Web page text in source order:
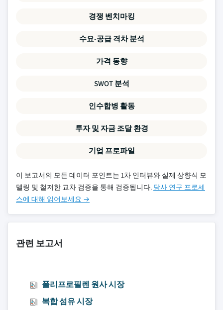
경쟁 벤치마킹
수요-공급 격차 분석
가격 동향
SWOT 분석
인수합병 활동
투자 및 자금 조달 환경
기업 프로파일
이 보고서의 모든 데이터 포인트는 1차 인터뷰와 실제 상향식 모
델링 및 철저한 교차 검증을 통해 검증됩니다. 당사 연구 프로세
스에 대해 읽어보세요 →
관련 보고서
폴리프로필렌 원사 시장
복합 섬유 시장